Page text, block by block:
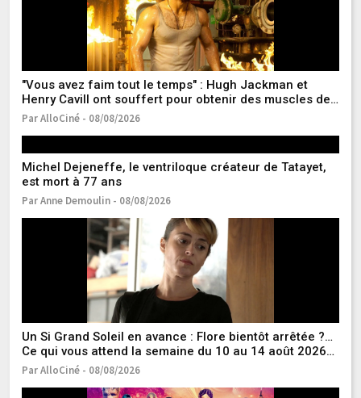
"Vous avez faim tout le temps" : Hugh Jackman et
Henry Cavill ont souffert pour obtenir des muscles de
super-héros
Par AlloCiné - 08/08/2026
Michel Dejeneffe, le ventriloque créateur de Tatayet,
est mort à 77 ans
Par Anne Demoulin - 08/08/2026
Un Si Grand Soleil en avance : Flore bientôt arrêtée ?…
Ce qui vous attend la semaine du 10 au 14 août 2026
[SPOILERS]
Par AlloCiné - 08/08/2026